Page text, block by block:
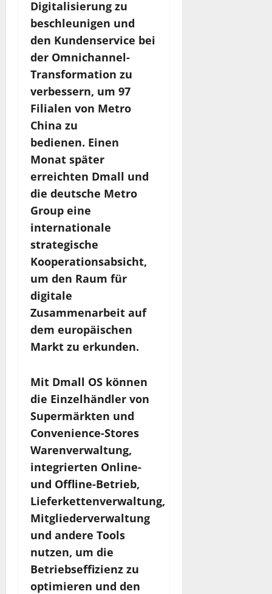
Digitalisierung zu
beschleunigen und
den Kundenservice bei
der Omnichannel-
Transformation zu
verbessern, um 97
Filialen von Metro
China zu
bedienen. Einen
Monat später
erreichten Dmall und
die deutsche Metro
Group eine
internationale
strategische
Kooperationsabsicht,
um den Raum für
digitale
Zusammenarbeit auf
dem europäischen
Markt zu erkunden.
Mit Dmall OS können
die Einzelhändler von
Supermärkten und
Convenience-Stores
Warenverwaltung,
integrierten Online-
und Offline-Betrieb,
Lieferkettenverwaltung,
Mitgliederverwaltung
und andere Tools
nutzen, um die
Betriebseffizienz zu
optimieren und den